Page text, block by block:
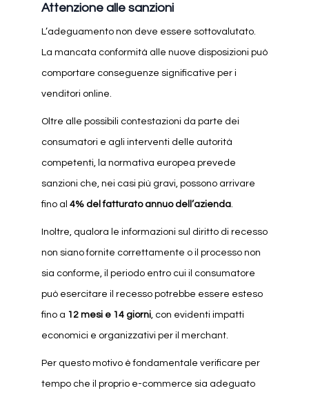
Attenzione alle sanzioni
L’adeguamento non deve essere sottovalutato.
La mancata conformità alle nuove disposizioni può
comportare conseguenze significative per i
venditori online.
Oltre alle possibili contestazioni da parte dei
consumatori e agli interventi delle autorità
competenti, la normativa europea prevede
sanzioni che, nei casi più gravi, possono arrivare
fino al 4% del fatturato annuo dell’azienda
Inoltre, qualora le informazioni sul diritto di recesso
non siano fornite correttamente o il processo non
sia conforme, il periodo entro cui il consumatore
può esercitare il recesso potrebbe essere esteso
fino a 12 mesi e 14 giorni , con evidenti impatti
economici e organizzativi per il merchant.
Per questo motivo è fondamentale verificare per
tempo che il proprio e-commerce sia adeguato